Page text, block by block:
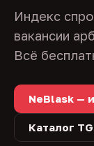
Индекс
вакансии
Всё
NeBlask —
Каталог